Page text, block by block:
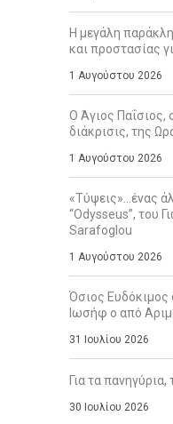
Η μεγάλη
και προστασίας
1 Αυγούστου 2026
Ο Άγιος
διάκρισις, της
1 Αυγούστου 2026
«Τύψεις»…ένας
“Odysseus”, του
Sarafoglou
1 Αυγούστου 2026
Όσιος Ευδόκιμος
Ιωσήφ ο από
31 Ιουλίου 2026
Για τα
30 Ιουλίου 2026